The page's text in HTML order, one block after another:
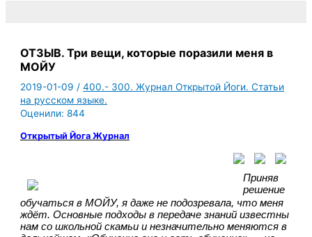
ОТЗЫВ. Три вещи, которые поразили меня в
МОЙУ
2019-01-09/400.- 300. Журнал Открытой Йоги. Статьи
на русском языке.
Оценили: 844
Открытый Йога Журнал
Приняв
решение
обучаться в МОЙУ, я даже не подозревала, что меня
ждёт. Основные подходы в передаче знаний известны
нам со школьной скамьи и незначительно меняются в